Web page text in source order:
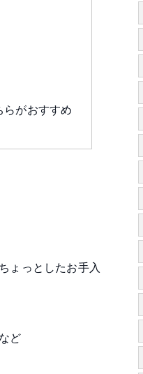
がおすすめ
ょっとしたお手入
ど